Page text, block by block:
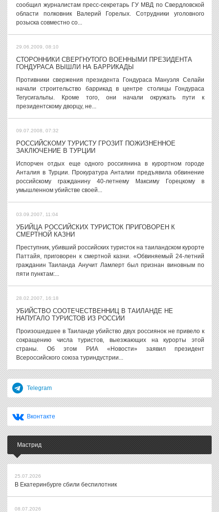
сообщил журналистам пресс-секретарь ГУ МВД по Свердловской
области полковник Валерий Горелых. Сотрудники уголовного
розыска совместно со...
29.06.2009, 08:10
СТОРОННИКИ СВЕРГНУТОГО ВОЕННЫМИ ПРЕЗИДЕНТА
ГОНДУРАСА ВЫШЛИ НА БАРРИКАДЫ
Противники свержения президента Гондураса Мануэля Селайи
начали строительство баррикад в центре столицы Гондураса
Тегусигальпы. Кроме того, они начали окружать пути к
президентскому дворцу, не...
09.07.2008, 07:32
РОССИЙСКОМУ ТУРИСТУ ГРОЗИТ ПОЖИЗНЕННОЕ
ЗАКЛЮЧЕНИЕ В ТУРЦИИ
Испорчен отдых еще одного россиянина в курортном городе
Анталия в Турции. Прокуратура Анталии предъявила обвинение
российскому гражданину 40-летнему Максиму Горецкому в
умышленном убийстве своей...
03.09.2007, 11:04
УБИЙЦА РОССИЙСКИХ ТУРИСТОК ПРИГОВОРЕН К
СМЕРТНОЙ КАЗНИ
Преступник, убивший российских туристок на таиландском курорте
Паттайя, приговорен к смертной казни. «Обвиняемый 24-летний
гражданин Таиланда Анучит Ламлерт был признан виновным по
пяти пунктам:...
28.02.2007, 16:18
УБИЙСТВО СООТЕЧЕСТВЕННИЦ В ТАИЛАНДЕ НЕ
НАПУГАЛО ТУРИСТОВ ИЗ РОССИИ
Произошедшее в Таиланде убийство двух россиянок не привело к
сокращению числа туристов, выезжающих на курорты этой
страны. Об этом РИА «Новости» заявил президент
Всероссийского союза туриндустрии...
Telegram
Вконтакте
Мастрид
25.07.2026
В Екатеринбурге сбили беспилотник
08.07.2026